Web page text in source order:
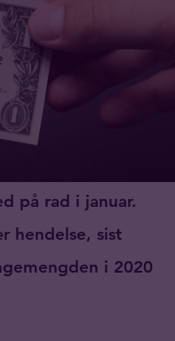
på rad i januar.
hendelse, sist
i 2020